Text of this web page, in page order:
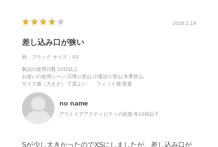
2026.2.19
差し込み口が狭い
色：ブラック サイズ：XS
製品の使用日数:10日以上
お使いの使用シーン:日帰り登山,小屋泊り登山,冬季登山
サイズ感（大きさ） :丁度よい フィット感:普通
no name
アウトドアアクティビティの頻度:年10回以下
Sが少し大きかったのでXSにしましたが、差し込み口が